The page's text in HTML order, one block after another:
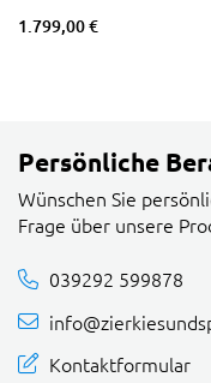
1.799,00 €
Persönliche
Wünschen Sie
Frage über unsere
039292 599878
Kontaktformular